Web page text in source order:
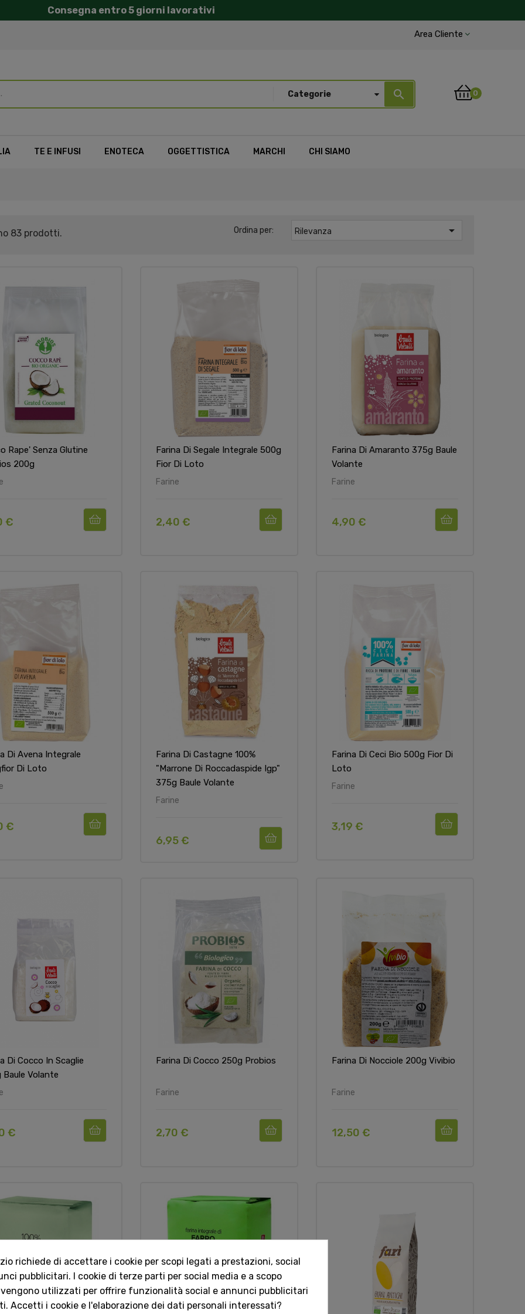
Consegna entro 5 giorni lavorativi
Area Cliente
Categorie search 0
TE E INFUSI ENOTECA OGGETTISTICA MARCHI CHI SIAMO
83 prodotti. Ordina per: Rilevanza 
Rape' Senza Glutine
200g
€
Farina Di Segale Integrale 500g
Fior Di Loto
Farine
2,40 €
Farina Di Amaranto 375g Baule
Volante
Farine
4,90 €
Di Avena Integrale
Di Loto
€
Farina Di Castagne 100%
"marrone Di Roccadaspide Igp"
375g Baule Volante
Farine
6,95 €
Farina Di Ceci Bio 500g Fior Di
Loto
Farine
3,19 €
Di Cocco In Scaglie
Baule Volante
€
Farina Di Cocco 250g Probios
Farine
2,70 €
Farina Di Nocciole 200g Vivibio
Farine
12,50 €
richiede di accettare i cookie per scopi legati a prestazioni, social
pubblicitari. I cookie di terze parti per social media e a scopo
utilizzati per offrire funzionalità social e annunci pubblicitari
Accetti i cookie e l'elaborazione dei dati personali interessati?